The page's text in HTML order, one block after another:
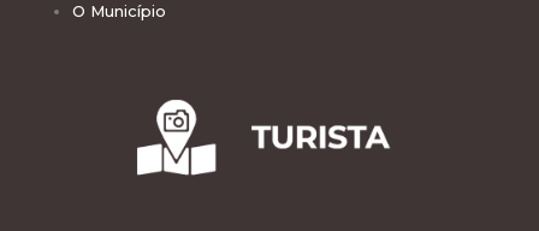
O Município